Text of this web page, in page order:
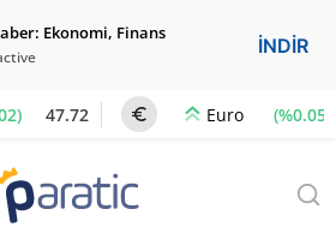
Ekonomi, Finans
İNDİR
47.72 Euro (%0.05)